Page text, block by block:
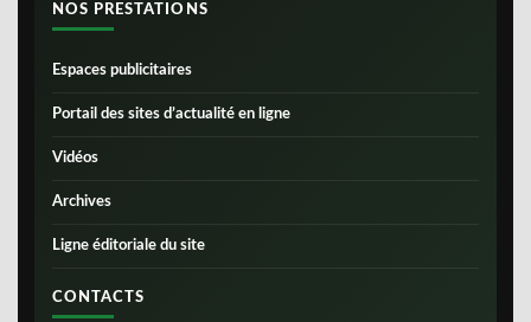
NOS PRESTATIONS
Espaces publicitaires
Portail des sites d’actualité en ligne
Vidéos
Archives
Ligne éditoriale du site
CONTACTS